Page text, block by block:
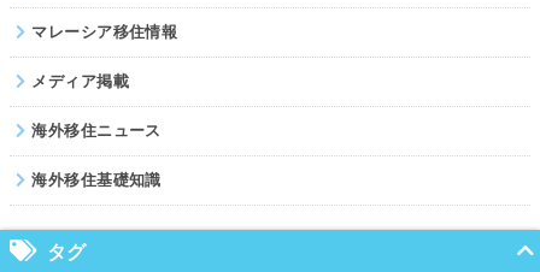
マレーシア移住情報
メディア掲載
海外移住ニュース
海外移住基礎知識
タグ